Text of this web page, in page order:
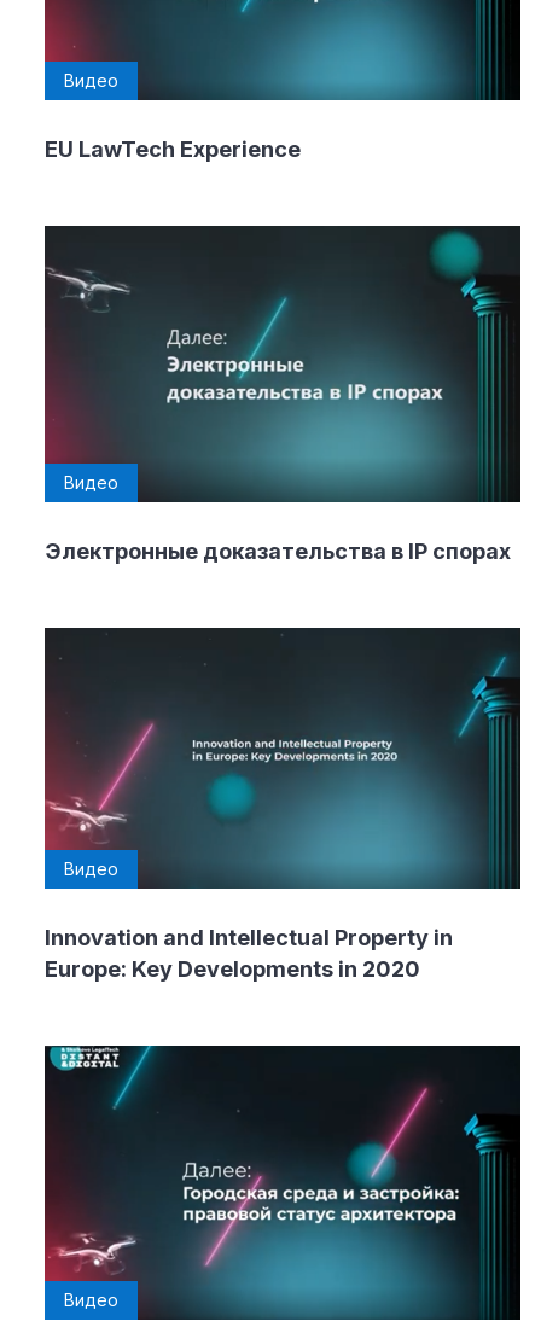
Видео
EU LawTech Experience
Видео
Электронные доказательства в IP спорах
Видео
Innovation and Intellectual Property in
Europe: Key Developments in 2020
Видео